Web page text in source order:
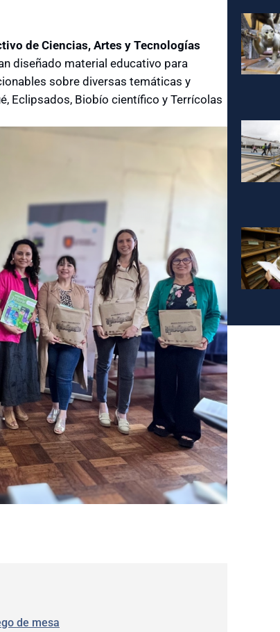
de Ciencias, Artes y Tecnologías
diseñado material educativo para
sobre diversas temáticas y
Eclipsados, Biobío científico y Terrícolas
de mesa